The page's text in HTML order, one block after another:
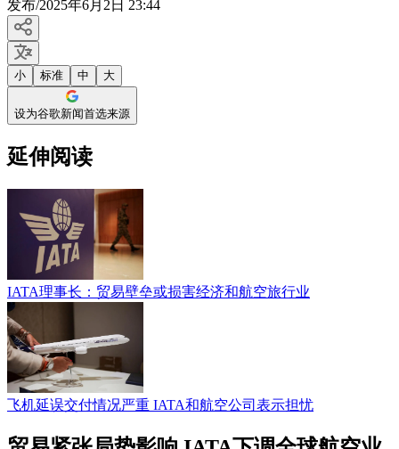
发布/2025年6月2日 23:44
小 标准 中 大
设为谷歌新闻首选来源
延伸阅读
IATA理事长：贸易壁垒或损害经济和航空旅行业
飞机延误交付情况严重 IATA和航空公司表示担忧